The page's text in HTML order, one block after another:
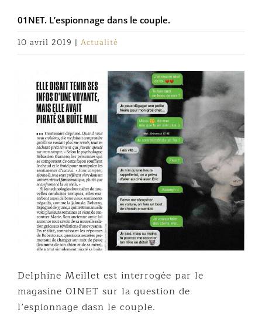
01NET. L’espionnage dans le couple.
10 avril 2019 | Actualité
Voir
l'image
agrandie
Delphine Meillet est interrogée par le
magasine 01NET sur la question de
l’espionnage dasn le couple.